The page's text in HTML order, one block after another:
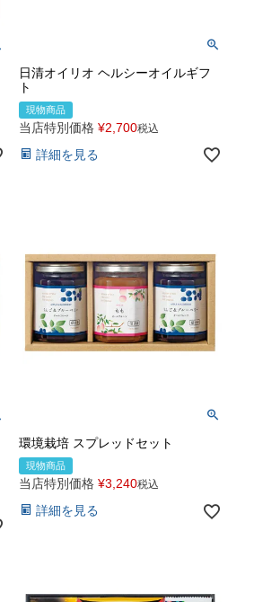
日清オイリオ ヘルシーオイルギフ
ト
現物商品
当店特別価格 ¥2,700税込
詳細を見る
環境栽培 スプレッドセット
現物商品
当店特別価格 ¥3,240税込
詳細を見る